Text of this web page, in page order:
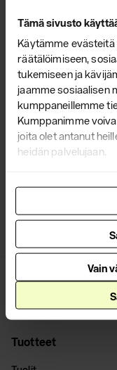
Tämä sivusto
Käytämme
räätälöimiseen,
tukemiseen ja
jaamme sosiaalisen
kumppaneillemme
Kumppanimme
joita olet antanut
heidän palvelujaan.
Vain
Yrjö
lehdessä
Käy lukemassa
artikkelimme
mestarista
kesäkuun
Lue lisää
Tuotteet